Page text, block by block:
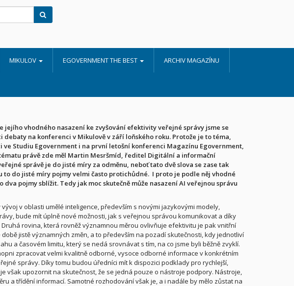
MIKULOV EGOVERNMENT THE BEST ARCHIV MAGAZÍNU
vhodného nasazení ke zvyšování efektivity veřejné správy jsme se
na konferenci v Mikulově v září loňského roku. Protože je to téma,
Studiu Egovernment i na první letošní konferenci Magazínu Egovernment,
právě zde měl Martin Mesršmíd, ředitel Digitální a informační
správě je do jisté míry za odměnu, neboť tato dvě slova se zase tak
to do jisté míry pojmy velmi často protichůdné. I proto je podle něj vhodné
dva pojmy sblížit. Tedy jak moc skutečně může nasazení AI veřejnou správu
v oblasti umělé inteligence, především s novými jazykovými modely,
bude mít úplně nové možnosti, jak s veřejnou správou komunikovat a díky
rovina, která rovněž významnou měrou ovlivňuje efektivitu je pak vnitřní
jistě významných změn, a to především na pozadí skutečnosti, kdy jednotliví
a časovém limitu, který se nedá srovnávat s tím, na co jsme byli běžně zvyklí.
zpracovat velmi kvalitně odborné, vysoce odborné informace v konkrétním
správy. Díky tomu budou úředníci mít k dispozici podklady pro rychlejší,
však upozornit na skutečnost, že se jedná pouze o nástroje podpory. Nástroje,
a třídění informací. Samotné rozhodování však je, a i nadále by mělo zůstat na